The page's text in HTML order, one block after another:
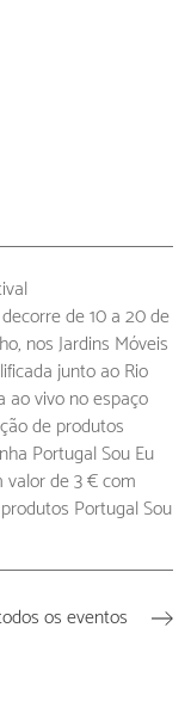
de 10 a 20 de
nos Jardins Móveis
junto ao Rio
ao vivo no espaço
de produtos
Portugal Sou Eu
de 3 € com
Portugal Sou
os eventos